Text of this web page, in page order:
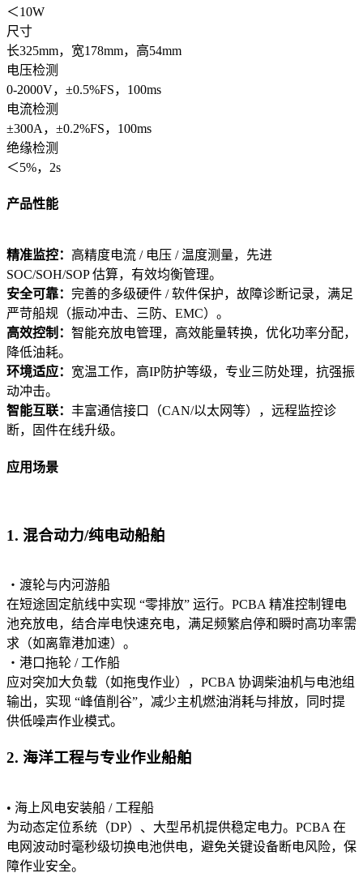
＜10W
尺寸
长325mm，宽178mm，高54mm
电压检测
0-2000V，±0.5%FS，100ms
电流检测
±300A，±0.2%FS，100ms
绝缘检测
＜5%，2s
产品性能
精准监控： 高精度电流 / 电压 / 温度测量，先进
SOC/SOH/SOP 估算，有效均衡管理。
安全可靠： 完善的多级硬件 / 软件保护，故障诊断记录，满足
严苛船规（振动冲击、三防、EMC）。
高效控制： 智能充放电管理，高效能量转换，优化功率分配，
降低油耗。
环境适应： 宽温工作，高IP防护等级，专业三防处理，抗强振
动冲击。
智能互联： 丰富通信接口（CAN/以太网等），远程监控诊
断，固件在线升级。
应用场景
1. 混合动力/纯电动船舶
・渡轮与内河游船
在短途固定航线中实现 “零排放” 运行。PCBA 精准控制锂电
池充放电，结合岸电快速充电，满足频繁启停和瞬时高功率需
求（如离靠港加速）。
・港口拖轮 / 工作船
应对突加大负载（如拖曳作业），PCBA 协调柴油机与电池组
输出，实现 “峰值削谷”，减少主机燃油消耗与排放，同时提
供低噪声作业模式。
2. 海洋工程与专业作业船舶
• 海上风电安装船 / 工程船
为动态定位系统（DP）、大型吊机提供稳定电力。PCBA 在
电网波动时毫秒级切换电池供电，避免关键设备断电风险，保
障作业安全。